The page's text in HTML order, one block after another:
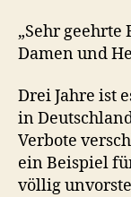
„Sehr
Damen und
Drei Jahre ist
in
Verbote
ein Beispiel
völlig